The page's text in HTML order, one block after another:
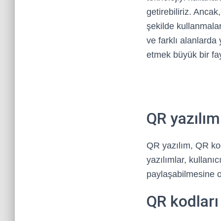
getirebiliriz. Ancak,
şekilde
ve farklı alanlarda
etmek büyük bir
QR
QR yazılım, QR
yazılımlar,
paylaşabilmesine
QR